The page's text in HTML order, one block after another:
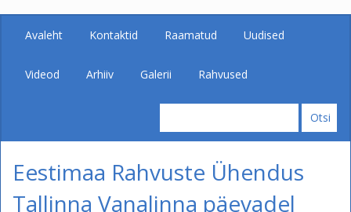
Avaleht Kontaktid Raamatud Uudised
Videod Arhiiv Galerii Rahvused
Eestimaa Rahvuste Ühendus
Tallinna Vanalinna päevadel